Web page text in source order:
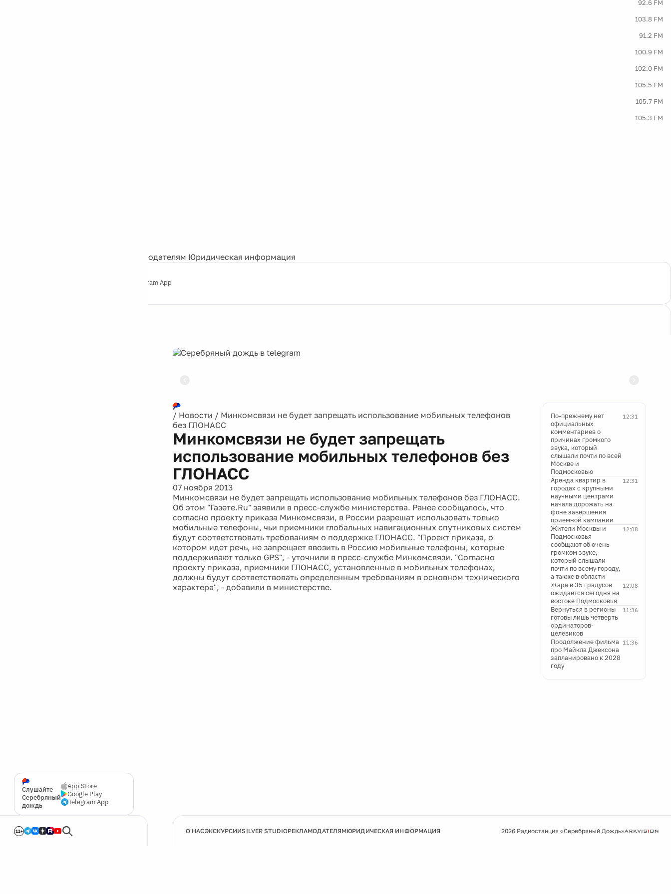
92.6 FM
103.8 FM
91.2 FM
100.9 FM
102.0 FM
105.5 FM
105.7 FM
105.3 FM
Рекламодателям Юридическая информация
Telegram App
Слушайте
Серебряный
дождь
App Store
Google Play
Telegram App
12+
/ Новости / Минкомсвязи не будет запрещать использование мобильных телефонов
без ГЛОНАСС
Минкомсвязи не будет запрещать
использование мобильных телефонов без
ГЛОНАСС
07 ноября 2013
Минкомсвязи не будет запрещать использование мобильных телефонов без ГЛОНАСС.
Об этом "Газете.Ru" заявили в пресс-службе министерства. Ранее сообщалось, что
согласно проекту приказа Минкомсвязи, в России разрешат использовать только
мобильные телефоны, чьи приемники глобальных навигационных спутниковых систем
будут соответствовать требованиям о поддержке ГЛОНАСС. "Проект приказа, о
котором идет речь, не запрещает ввозить в Россию мобильные телефоны, которые
поддерживают только GPS", - уточнили в пресс-службе Минкомсвязи. "Согласно
проекту приказа, приемники ГЛОНАСС, установленные в мобильных телефонах,
должны будут соответствовать определенным требованиям в основном технического
характера", - добавили в министерстве.
12:31
По-прежнему нет
официальных
комментариев о
причинах громкого
звука, который
слышали почти по всей
Москве и
Подмосковью
12:31
Аренда квартир в
городах с крупными
научными центрами
начала дорожать на
фоне завершения
приемной кампании
12:08
Жители Москвы и
Подмосковья
сообщают об очень
громком звуке,
который слышали
почти по всему городу,
а также в области
12:08
Жара в 35 градусов
ожидается сегодня на
востоке Подмосковья
11:36
Вернуться в регионы
готовы лишь четверть
ординаторов-
целевиков
11:36
Продолжение фильма
про Майкла Джексона
запланировано к 2028
году
О НАСЭКСКУРСИИSILVER STUDIOРЕКЛАМОДАТЕЛЯМЮРИДИЧЕСКАЯ ИНФОРМАЦИЯ 2026 Радиостанция «Серебряный Дождь»